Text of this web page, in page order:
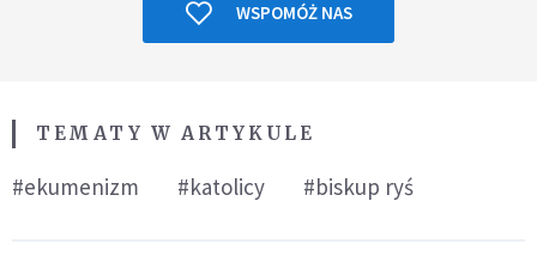
WSPOMÓŻ NAS
TEMATY W ARTYKULE
#ekumenizm #katolicy #biskup ryś